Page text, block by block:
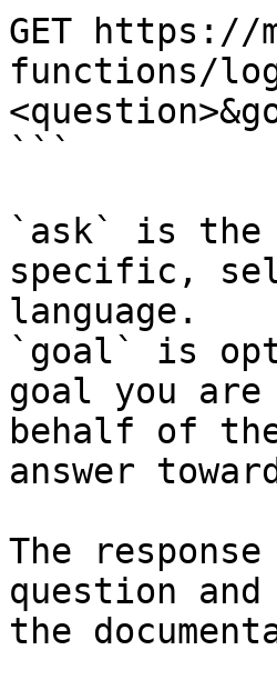
GET
functions/
```
`ask` is the
specific,
language.
`goal` is
goal you
behalf of
answer
The
question
the